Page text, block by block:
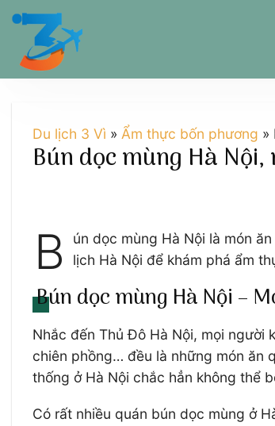
Chuyển
dung
Du lịch 3 Vì » Ẩm thực bốn phương »
Bún dọc mùng Hà
B
ún dọc mùng Hà Nội là món
lịch Hà Nội để khám phá ẩm
Bún dọc mùng Hà Nội –
Nhắc đến Thủ Đô Hà Nội, mọi người
chiên phồng… đều là những món ăn
thống ở Hà Nội chắc hẳn không thể
Có rất nhiều quán bún dọc mùng ở